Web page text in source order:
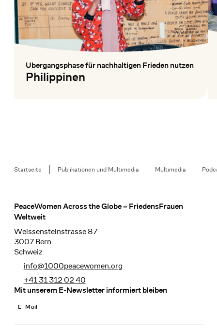
Übergangsphase für nachhaltigen Frieden nutzen
:
Philippinen
Breadcrumb
Startseite Publikationen und Multimedia Multimedia
Footer
PeaceWomen Across the Globe – FriedensFrauen
Weltweit
Weissensteinstrasse 87
3007 Bern
Schweiz
info@1000peacewomen.org
+41 31 312 02 40
Mit unserem E-Newsletter informiert bleiben
E-Mail